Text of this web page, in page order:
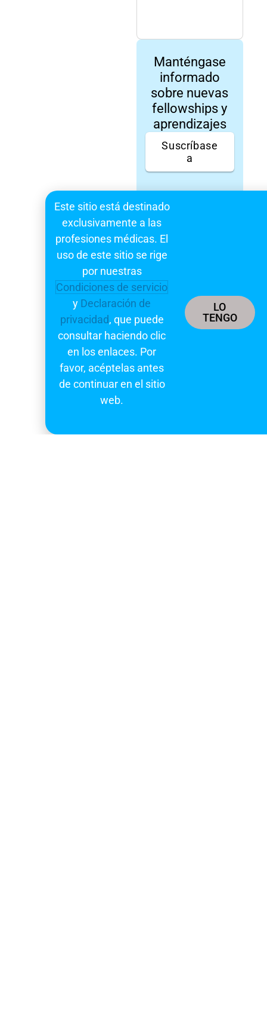
Manténgase
informado
sobre nuevas
fellowships y
aprendizajes
Suscríbase
a
Este sitio está destinado
exclusivamente a las
profesiones médicas. El
uso de este sitio se rige
por nuestras
Condiciones de servicio
y Declaración de
privacidad, que puede
consultar haciendo clic
en los enlaces. Por
favor, acéptelas antes
de continuar en el sitio
web.
LO
TENGO